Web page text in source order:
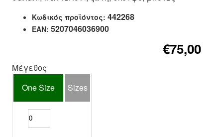
Κωδικός προϊόντος: 442268
EAN: 5207046036900
€75,00
Μέγεθος
One Size
Sizes